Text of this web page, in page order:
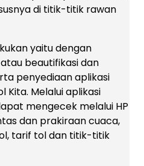
di titik-titik rawan
yaitu dengan
beautifikasi dan
penyediaan aplikasi
Kita. Melalui aplikasi
mengecek melalui HP
dan prakiraan cuaca,
tarif tol dan titik-titik